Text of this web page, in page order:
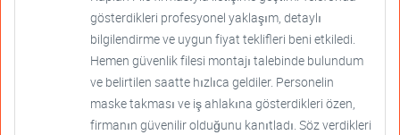
gösterdikleri profesyonel yaklaşım, detaylı
bilgilendirme ve uygun fiyat teklifleri beni etkiledi.
Hemen güvenlik filesi montajı talebinde bulundum
ve belirtilen saatte hızlıca geldiler. Personelin
maske takması ve iş ahlakına gösterdikleri özen,
firmanın güvenilir olduğunu kanıtladı. Söz verdikleri